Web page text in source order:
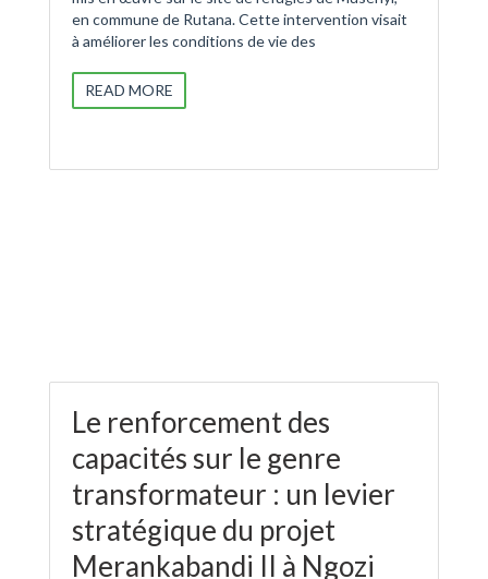
en commune de Rutana. Cette intervention visait
à améliorer les conditions de vie des
READ MORE
Le renforcement des
capacités sur le genre
transformateur : un levier
stratégique du projet
Merankabandi II à Ngozi